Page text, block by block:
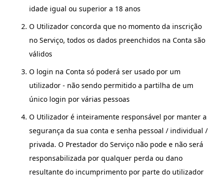
idade igual ou superior a 18 anos
O Utilizador concorda que no momento da inscrição
no Serviço, todos os dados preenchidos na Conta são
válidos
O login na Conta só poderá ser usado por um
utilizador - não sendo permitido a partilha de um
único login por várias pessoas
O Utilizador é inteiramente responsável por manter a
segurança da sua conta e senha pessoal / individual /
privada. O Prestador do Serviço não pode e não será
responsabilizada por qualquer perda ou dano
resultante do incumprimento por parte do utilizador